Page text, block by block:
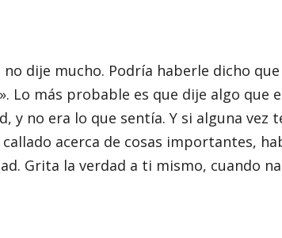
dije mucho. Podría haberle dicho
Lo más probable es que dije algo que
y no era lo que sentía. Y si alguna
acerca de cosas importantes,
Grita la verdad a ti mismo, cuando